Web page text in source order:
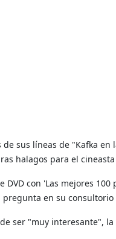
sus líneas de "Kafka
halagos para el cineasta
DVD con 'Las mejores
en su consultorio
ser "muy interesante",